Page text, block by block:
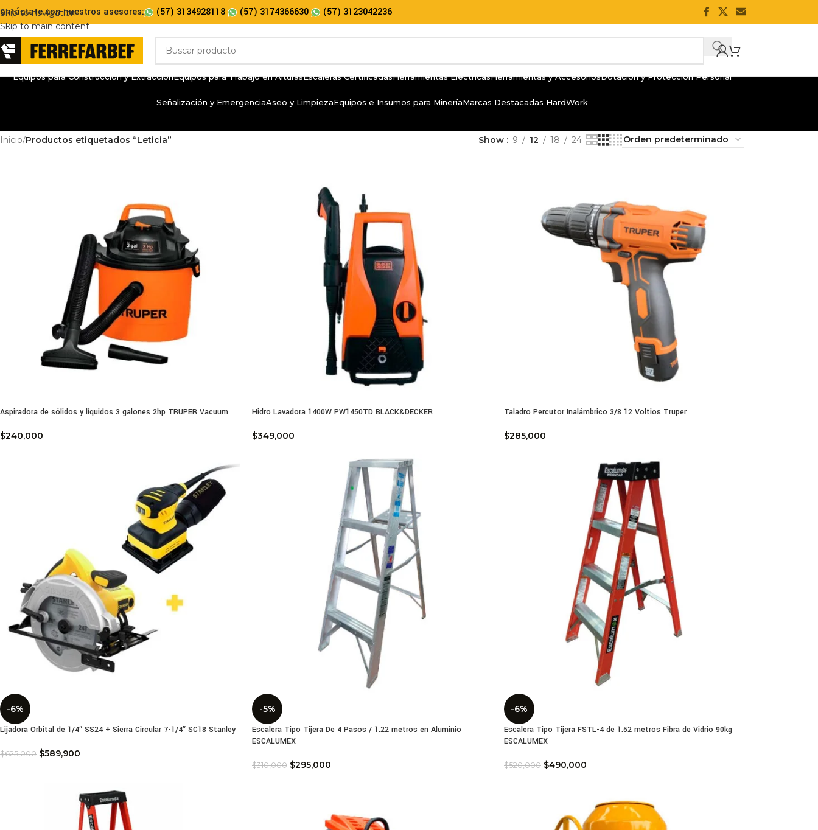
Skip to navigation
Skip to main content
con nuestros asesores: (57) 3134928118 (57) 3174366630 (57) 3123042236
Equipos para Construcción y ExtracciónEquipos para Trabajo en AlturasEscaleras CertificadasHerramientas EléctricasHerramientas y AccesoriosDotación y Protección Personal
Señalización y EmergenciaAseo y LimpiezaEquipos e Insumos para MineríaMarcas Destacadas HardWork
Inicio/Productos etiquetados “Leticia” Show 9 12 18 24
Aspiradora de sólidos y líquidos 3 galones 2hp TRUPER Vacuum
$240,000
Hidro Lavadora 1400W PW1450TD BLACK&DECKER
$349,000
Taladro Percutor Inalámbrico 3/8 12 Voltios Truper
$285,000
-6%
Lijadora Orbital de 1/4″ SS24 + Sierra Circular 7-1/4″ SC18 Stanley
$625,000 $589,900
-5%
Escalera Tipo Tijera De 4 Pasos / 1.22 metros en Aluminio
ESCALUMEX
$310,000 $295,000
-6%
Escalera Tipo Tijera FSTL-4 de 1.52 metros Fibra de Vidrio 90kg
ESCALUMEX
$520,000 $490,000